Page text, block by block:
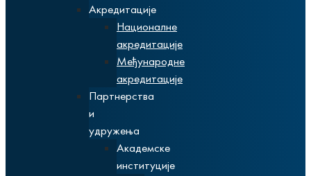
Акредитације
Националне
акредитације
Међународне
акредитације
Партнерства
и
удружења
Академске
институције